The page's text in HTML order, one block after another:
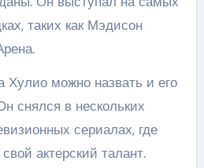
таких как Мэдисон
Хулио можно назвать и его
снялся в нескольких
сериалах, где
актерский талант.